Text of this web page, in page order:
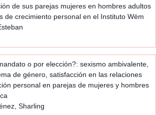
de sus parejas mujeres en hombres adultos
de crecimiento personal en el Instituto Wëm
o por elección?: sexismo ambivalente,
de género, satisfacción en las relaciones
personal en parejas de mujeres y hombres
Sharling